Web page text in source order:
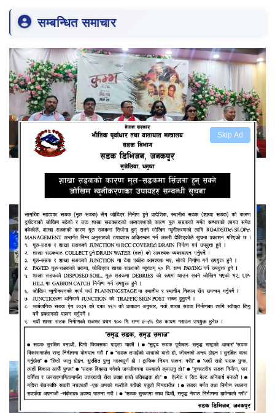
Skip Ad
सम्बन्धित समाचार
स्वर्गीय सुनिल थापाको अन्तिम चलचित्र कुम्भ
युवा नेता साह रास्वपामा प्रवेश